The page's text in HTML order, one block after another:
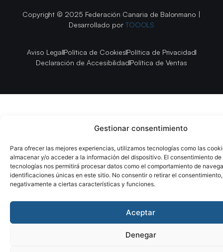
Gestionar consentimiento
Para ofrecer las mejores experiencias, utilizamos tecnologías como las
almacenar y/o acceder a la información del dispositivo. El consentimiento de
tecnologías nos permitirá procesar datos como el comportamiento de
identificaciones únicas en este sitio. No consentir o retirar el
negativamente a ciertas características y funciones.
Aceptar
Denegar
Copyright © 2025 Federación Canaria de Balonmano |
Desarrollado por TOOOLS
Aviso LegalPolítica de CookiesPolítica de Privacidad
Declaración de AccesibilidadPolítica de Ventas